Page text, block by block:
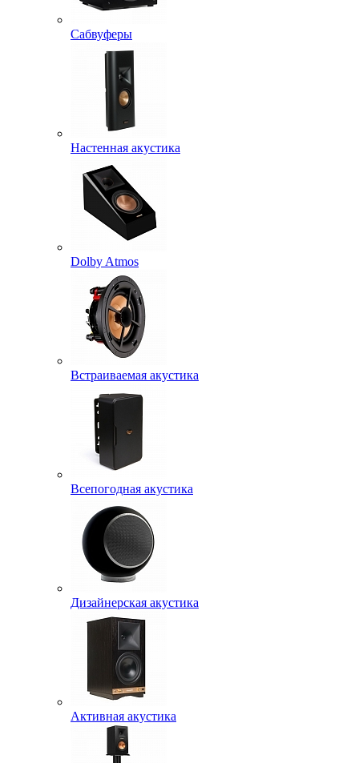
Сабвуферы
Настенная акустика
Dolby Atmos
Встраиваемая акустика
Всепогодная акустика
Дизайнерская акустика
Активная акустика